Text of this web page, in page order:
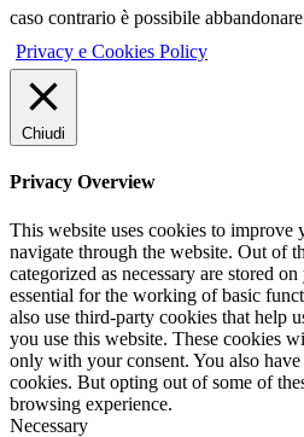
caso contrario è possibile
Privacy e Cookies Policy
Chiudi
Privacy Overview
This website uses cookies to improve
navigate through the website. Out of
categorized as necessary are stored
essential for the working of basic
also use third-party cookies that help
you use this website. These cookies
only with your consent. You also
cookies. But opting out of some of
browsing experience.
Necessary